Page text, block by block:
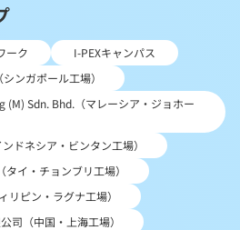
ーク
I-PEXキャンパス
ンガポール工場）
(M) Sdn. Bhd.（マレーシア・ジョホー
ドネシア・ビンタン工場）
イ・チョンブリ工場）
ピン・ラグナ工場）
司（中国・上海工場）